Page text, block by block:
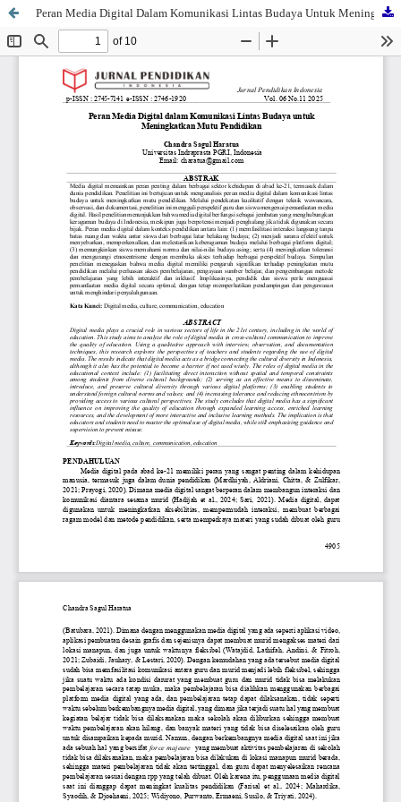
Peran Media Digital Dalam Komunikasi Lintas Budaya Untuk Meningkatkan Mutu Pendidikan